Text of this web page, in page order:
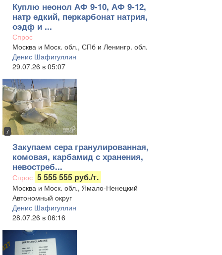
Куплю неонол АФ 9-10, АФ 9-12,
натр едкий, перкарбонат натрия,
оэдф и ...
Спрос
Москва и Моск. обл., СПб и Ленингр. обл.
Денис Шафигуллин
29.07.26 в 05:07
7
Закупаем сера гранулированная,
комовая, карбамид с хранения,
невостреб...
Спрос 5 555 555 руб./т.
Москва и Моск. обл., Ямало-Ненецкий
Автономный округ
Денис Шафигуллин
28.07.26 в 06:16